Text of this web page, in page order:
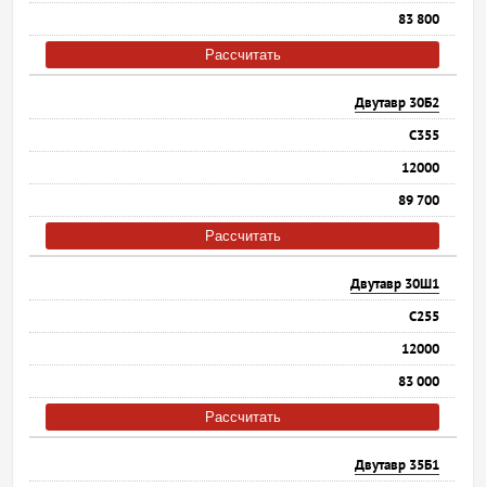
83 800
Рассчитать
Двутавр 30Б2
С355
12000
89 700
Рассчитать
Двутавр 30Ш1
С255
12000
83 000
Рассчитать
Двутавр 35Б1